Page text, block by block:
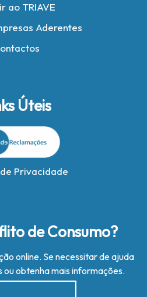
ao TRIAVE
Aderentes
Úteis
Privacidade
de Consumo?
online. Se necessitar de ajuda
obtenha mais informações.